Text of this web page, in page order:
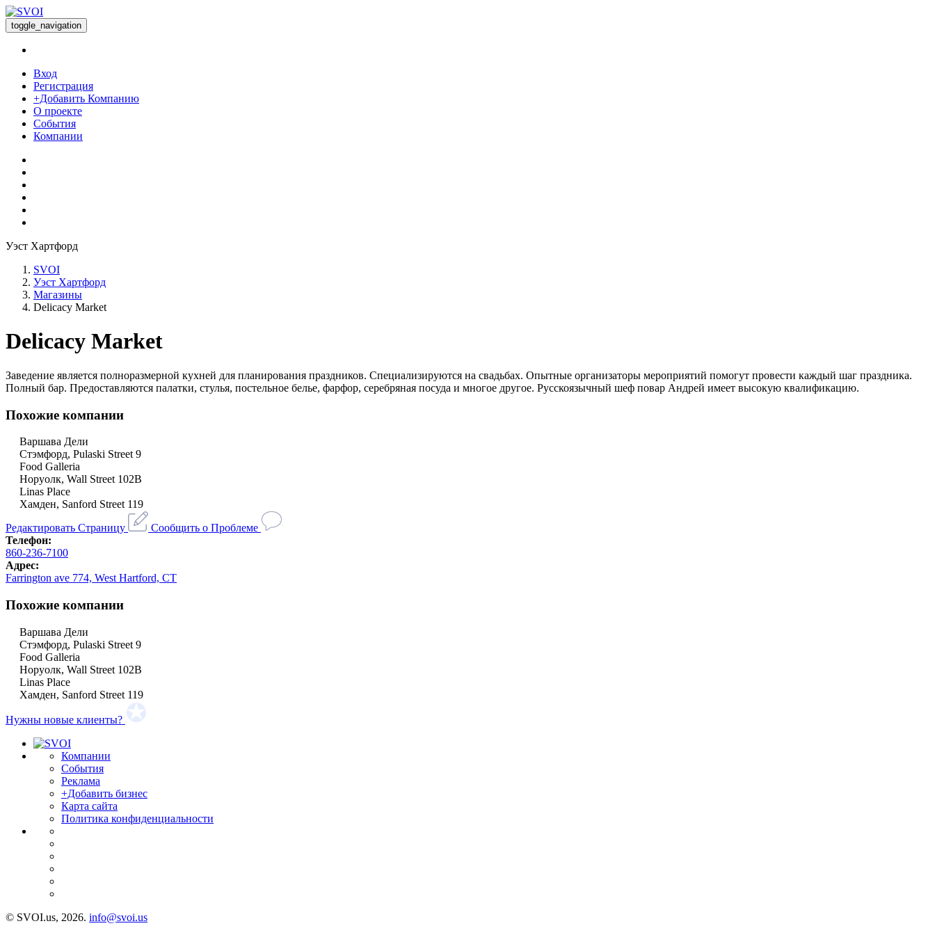
toggle_navigation
Вход
Регистрация
+Добавить Компанию
О проекте
События
Компании
Уэст Хартфорд
SVOI
Уэст Хартфорд
Магазины
Delicacy Market
Delicacy Market
Заведение является полноразмерной кухней для планирования праздников. Специализируются на свадьбах. Опытные организаторы мероприятий помогут провести каждый шаг праздника.
Полный бар. Предоставляются палатки, стулья, постельное белье, фарфор, серебряная посуда и многое другое. Русскоязычный шеф повар Андрей имеет высокую квалификацию.
Похожие компании
Варшава Дели
Стэмфорд, Pulaski Street 9
Food Galleria
Норуолк, Wall Street 102B
Linas Place
Хамден, Sanford Street 119
Редактировать Страницу
Сообщить о Проблеме
Телефон:
860-236-7100
Адрес:
Farrington ave 774, West Hartford, CT
Похожие компании
Варшава Дели
Стэмфорд, Pulaski Street 9
Food Galleria
Норуолк, Wall Street 102B
Linas Place
Хамден, Sanford Street 119
Нужны новые клиенты?
Компании
События
Реклама
+Добавить бизнес
Карта сайта
Политика конфиденциальности
© SVOI.us, 2026. info@svoi.us